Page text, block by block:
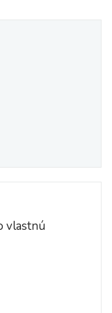
vlastnú